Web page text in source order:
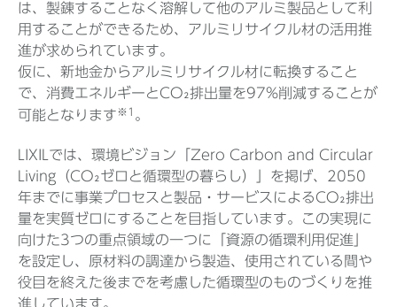
は、製錬することなく溶解して他のアルミ製品として利
用することができるため、アルミリサイクル材の活用推
進が求められています。
仮に、新地金からアルミリサイクル材に転換すること
で、消費エネルギーとCO₂排出量を97%削減することが
可能となります※1 。
LIXILでは、環境ビジョン「Zero Carbon and Circular
Living（CO₂ゼロと循環型の暮らし）」を掲げ、2050
年までに事業プロセスと製品・サービスによるCO₂排出
量を実質ゼロにすることを目指しています。この実現に
向けた3つの重点領域の一つに「資源の循環利用促進」
を設定し、原材料の調達から製造、使用されている間や
役目を終えた後までを考慮した循環型のものづくりを推
進しています。